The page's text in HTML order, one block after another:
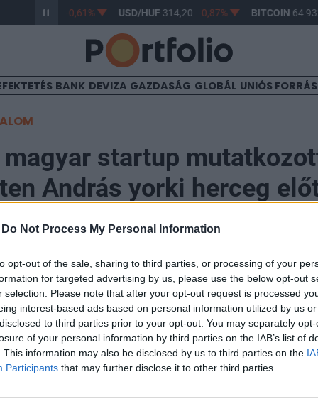
Do Not Process My Personal Information
opt-out of the sale, sharing to third parties, or processing of your
for targeted advertising by us, please use the below opt-out
selection. Please note that after your opt-out request is processed
interest-based ads based on personal information utilized by us
to third parties prior to your opt-out. You may separately
of your personal information by third parties on the IAB’s list of
This information may also be disclosed by us to third parties on the
Participants that may further disclose it to other third parties.
363,17 -0,61% USD/HUF 314,20 -0,87% BITCOIN64
BANK DEVIZA GAZDASÁG GLOBÁL UNIÓS
startup
András yorki herceg
helyzetén javítani kívánó GlovEye végzett az
lett a második, míg az egyetemi jegyzetek
helyezést szerezte meg a Pitch@Palace
közönségszavazásán. A versenyt András yorki
2014-ben.